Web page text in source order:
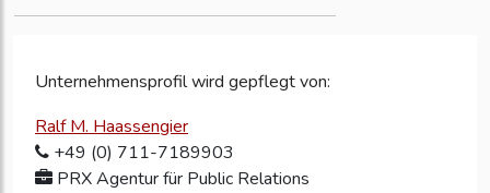
Unternehmensprofil wird gepflegt von:
Ralf M. Haassengier
+49 (0) 711-7189903
PRX Agentur für Public Relations